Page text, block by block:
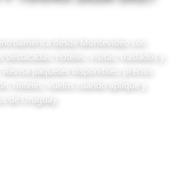
desde Montevideo con
destacadas, hoteles, visitas, traslados y
Revisa paquetes disponibles, precios
hoteles, vuelos cuando aplique y
de Uruguay.